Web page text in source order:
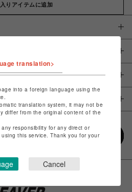
りアイテムに追加
translation>
into a foreign language using the
translation system, it may not be
differ from the original content of the
responsibility for any direct or
this service. Thank you for your
Cancel